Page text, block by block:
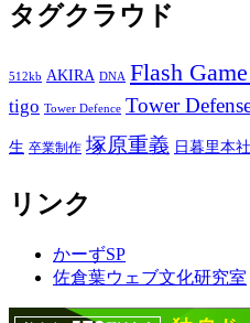
タグクラウド
512kb AKIRA DNA Flash
tigo Tower Defence Tower
生 卒業制作 塚原重義 日暮里本社
リンク
かーずSP
佐倉葉ウェブ文化研究室